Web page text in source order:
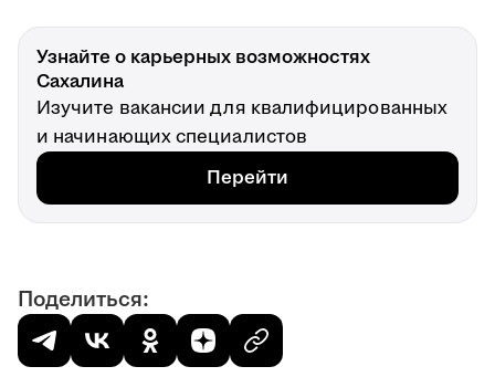
Узнайте о карьерных возможностях
Сахалина
Изучите вакансии для квалифицированных
и начинающих специалистов
Перейти
Поделиться: